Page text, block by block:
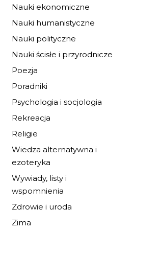
Nauki ekonomiczne
Nauki humanistyczne
Nauki polityczne
Nauki ścisłe i przyrodnicze
Poezja
Poradniki
Psychologia i socjologia
Rekreacja
Religie
Wiedza alternatywna i
ezoteryka
Wywiady, listy i
wspomnienia
Zdrowie i uroda
Zima